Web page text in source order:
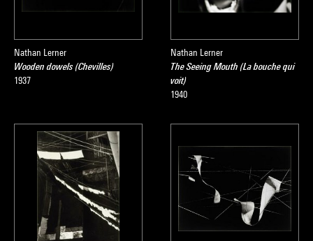
Nathan Lerner
Wooden dowels (Chevilles)
1937
Nathan Lerner
The Seeing Mouth (La bouche qui
voit)
1940